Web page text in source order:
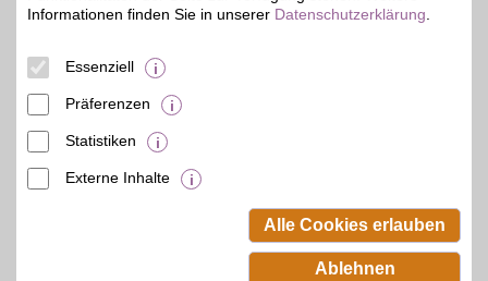
35,5 km
Kinderland Zien
Beamten-Selbsthilfewerk GmbH.
Informationen finden Sie in unserer Datenschutzerklärung
Essenziell
Präferenzen
Statistiken
Externe Inhalte
Alle Cookies erlauben
Ablehnen